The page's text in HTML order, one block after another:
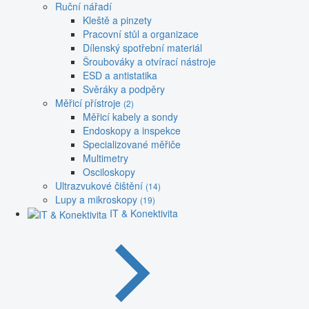
Ruční nářadí
Kleště a pinzety
Pracovní stůl a organizace
Dílenský spotřební materiál
Šroubováky a otvírací nástroje
ESD a antistatika
Svěráky a podpěry
Měřicí přístroje (2)
Měřicí kabely a sondy
Endoskopy a inspekce
Specializované měřiče
Multimetry
Osciloskopy
Ultrazvukové čištění (14)
Lupy a mikroskopy (19)
IT & Konektivita